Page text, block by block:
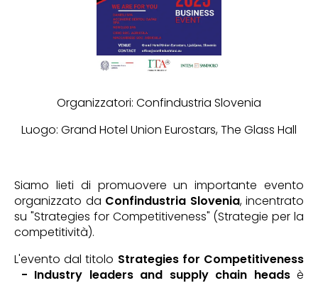
Organizzatori: Confindustria Slovenia
Luogo: Grand Hotel Union Eurostars, The Glass Hall
Siamo lieti di promuovere un importante evento
organizzato da Confindustria Slovenia, incentrato
su "Strategies for Competitiveness" (Strategie per la
competitività).
L'evento dal titolo Strategies for Competitiveness
- Industry leaders and supply chain headsè